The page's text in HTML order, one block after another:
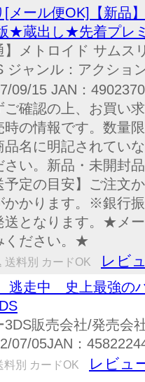
[メール便OK]【新品
★蔵出し★先着プレ
】メトロイド サム
ジャンル：アクショ
09/15 JAN：
ご確認の上、お買い
時の情報です。数量
品名に明記されてい
さい。新品・未開封
予定の目安】ご注文
かかります。※銀行
送となります。★メ
ください。★
送料別 カードOK レビ
逃走中 史上最強の
3DS販売会社/発売会
07/05JAN：
料別 カードOK レビュ